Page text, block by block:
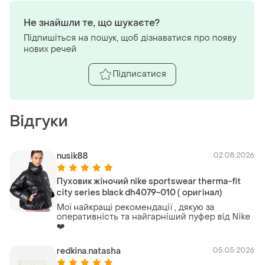
Відгуки
nusik88 02.08.2026
Пуховик жіночий nike sportswear therma-fit
city series black dh4079-010 ( оригінал)
Мої найкращі рекомендації , дякую за
оперативність та найгарніший пуфер від Nike
❤️
redkina.natasha 05.05.2026
Не знайшли те, що шукаєте?
Підпишіться на пошук, щоб дізнаватися про появу
нових речей
Підписатися